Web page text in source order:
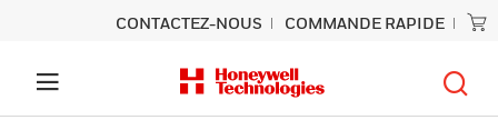
CONTACTEZ-NOUS COMMANDE RAPIDE